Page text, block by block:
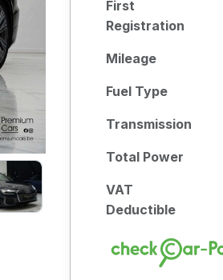
First
Registration
Mileage
Fuel Type
Transmission
Total Power
VAT
Deductible